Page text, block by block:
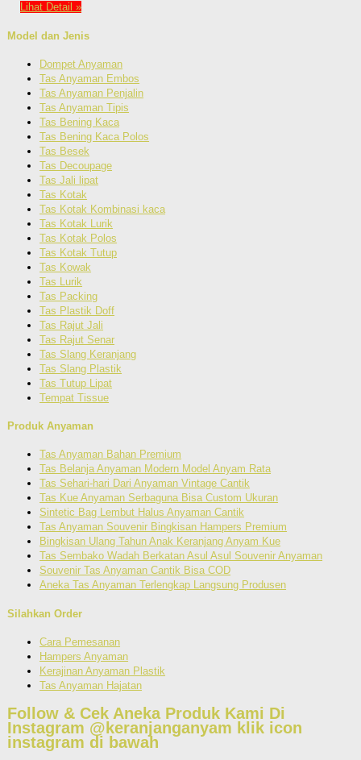
Lihat Detail »
Model dan Jenis
Dompet Anyaman
Tas Anyaman Embos
Tas Anyaman Penjalin
Tas Anyaman Tipis
Tas Bening Kaca
Tas Bening Kaca Polos
Tas Besek
Tas Decoupage
Tas Jali lipat
Tas Kotak
Tas Kotak Kombinasi kaca
Tas Kotak Lurik
Tas Kotak Polos
Tas Kotak Tutup
Tas Kowak
Tas Lurik
Tas Packing
Tas Plastik Doff
Tas Rajut Jali
Tas Rajut Senar
Tas Slang Keranjang
Tas Slang Plastik
Tas Tutup Lipat
Tempat Tissue
Produk Anyaman
Tas Anyaman Bahan Premium
Tas Belanja Anyaman Modern Model Anyam Rata
Tas Sehari-hari Dari Anyaman Vintage Cantik
Tas Kue Anyaman Serbaguna Bisa Custom Ukuran
Sintetic Bag Lembut Halus Anyaman Cantik
Tas Anyaman Souvenir Bingkisan Hampers Premium
Bingkisan Ulang Tahun Anak Keranjang Anyam Kue
Tas Sembako Wadah Berkatan Asul Asul Souvenir Anyaman
Souvenir Tas Anyaman Cantik Bisa COD
Aneka Tas Anyaman Terlengkap Langsung Produsen
Silahkan Order
Cara Pemesanan
Hampers Anyaman
Kerajinan Anyaman Plastik
Tas Anyaman Hajatan
Follow & Cek Aneka Produk Kami Di
Instagram @keranjanganyam klik icon
instagram di bawah